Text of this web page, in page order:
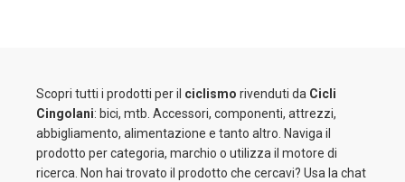
Scopri tutti i prodotti per il ciclismo rivenduti da Cicli
Cingolani: bici, mtb. Accessori, componenti, attrezzi,
abbigliamento, alimentazione e tanto altro. Naviga il
prodotto per categoria, marchio o utilizza il motore di
ricerca. Non hai trovato il prodotto che cercavi? Usa la chat